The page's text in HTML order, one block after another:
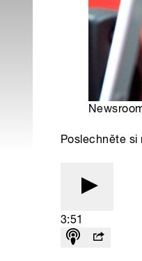
Poslechněte si
3:51